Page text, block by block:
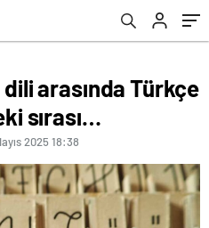
dili arasında Türkçe
sırası…
2025 18:38